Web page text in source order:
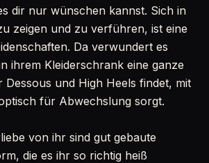
dir nur wünschen kannst. Sich in
zeigen und zu verführen, ist eine
Da verwundert es
ihrem Kleiderschrank eine ganze
Dessous und High Heels findet, mit
für Abwechslung sorgt.
von ihr sind gut gebaute
die es ihr so richtig heiß